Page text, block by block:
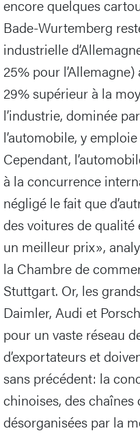
encore quelques
Bade-Wurtemberg
industrielle
25% pour
29% supérieur à la
l’industrie, dominée
l’automobile, y
Cependant,
à la concurrence
négligé le fait que
des voitures de
un meilleur prix»,
la Chambre de
Stuttgart. Or, les
Daimler, Audi et
pour un vaste réseau
d’exportateurs et
sans précédent: la
chinoises, des
désorganisées par la